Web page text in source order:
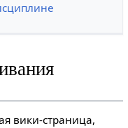
вики-страница,